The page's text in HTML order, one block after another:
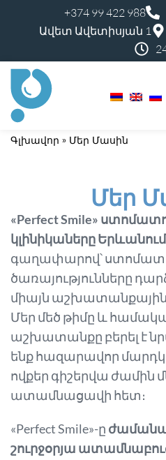
+374 99 422 988
Ավետ Ավետիսյան 1
Գլխավոր » Մեր Մասին
Մեր
«Perfect Smile»
կլինիկաները Երևանում
գաղափարով՝
ծառայությունները
միայն աշխատանքային
Մեր մեծ թիմը և
աշխատանքը բերել է
ենք հազարավոր
ովքեր գիշերվա ժամին
ատամնացավի հետ։
«Perfect Smile»-ը
շուրջօրյա